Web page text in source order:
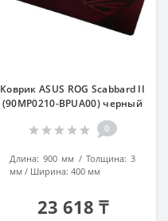
Коврик ASUS ROG Scabbard II
(90MP0210-BPUA00) черный
0
Длина: 900 мм Толщина: 3
мм
Ширина: 400 мм
23 618 ₸